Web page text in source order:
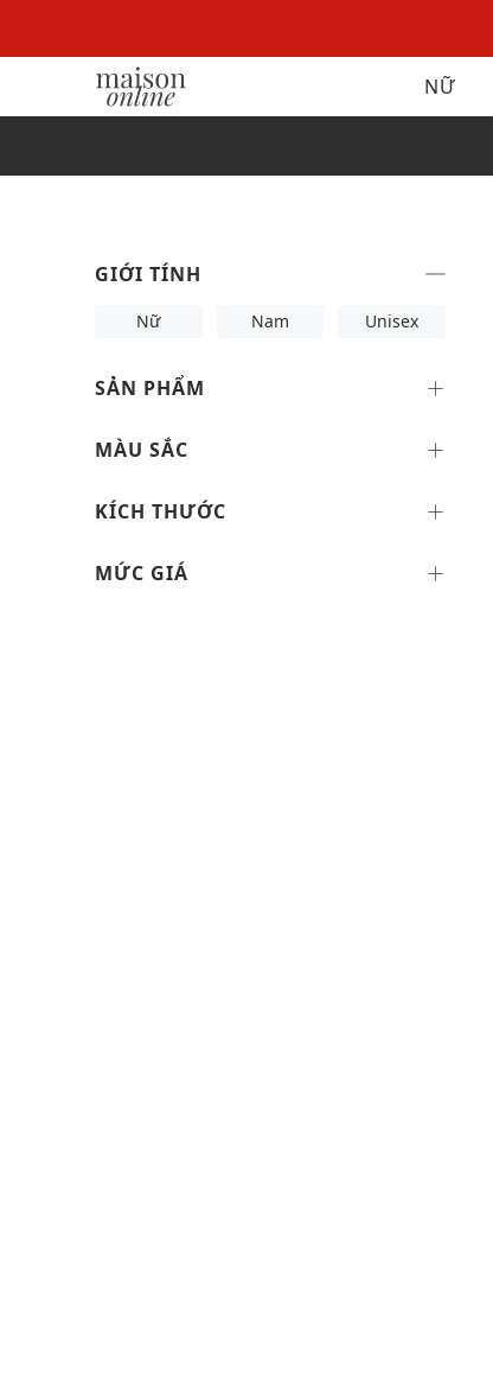
NỮ
GIỚI TÍNH
Nữ Nam Unisex
SẢN PHẨM
MÀU SẮC
KÍCH THƯỚC
MỨC GIÁ